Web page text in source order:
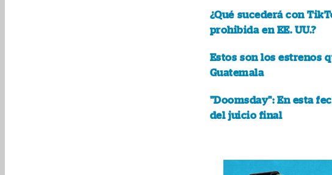
¿Qué sucederá con
prohibida en EE. UU.?
Estos son los estrenos
Guatemala
"Doomsday": En esta
del juicio final